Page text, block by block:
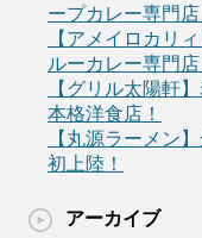
ープカレー専門店
【アメイロカリ
ルーカレー専門店
【グリル太陽軒
本格洋食店！
【丸源ラーメン
初上陸！
アーカイブ